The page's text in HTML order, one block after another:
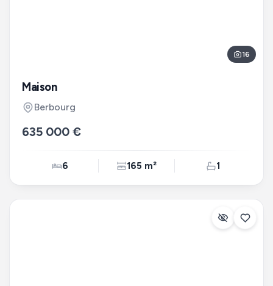
16
Maison
Berbourg
635 000 €
6 165 m² 1